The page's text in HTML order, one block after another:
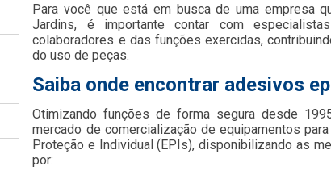
Para você que está em busca de uma empresa
Jardins, é importante contar com
colaboradores e das funções exercidas,
do uso de peças.
Saiba onde encontrar adesivos
Otimizando funções de forma segura desde
mercado de comercialização de equipamentos
Proteção e Individual (EPIs), disponibilizando as
por: